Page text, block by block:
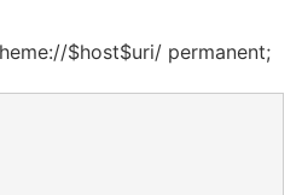
$host$uri/ permanent;